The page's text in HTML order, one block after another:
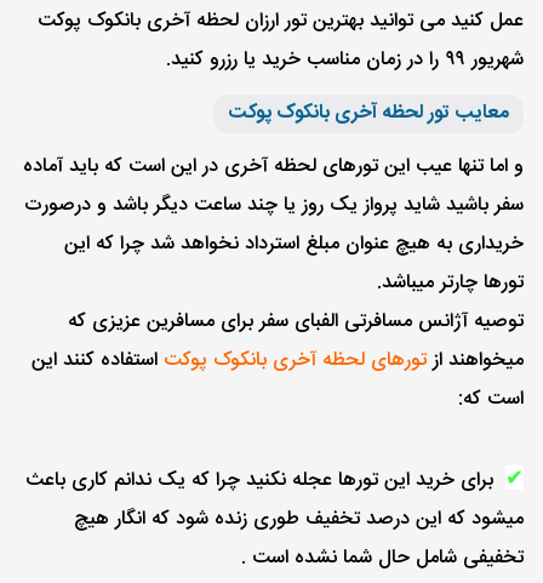
عمل کنید می توانید بهترین تور ارزان لحظه آخری بانکوک پوکت
شهریور ۹۹ را در زمان مناسب خرید یا رزرو کنید.
معایب تور لحظه آخری بانکوک پوکت
و اما تنها عیب این تورهای لحظه آخری در این است که باید آماده
سفر باشید شاید پرواز یک روز یا چند ساعت دیگر باشد و درصورت
خریداری به هیچ عنوان مبلغ استرداد نخواهد شد چرا که این
تورها چارتر میباشد.
توصیه آژانس مسافرتی الفبای سفر برای مسافرین عزیزی که
میخواهند ازتورهای لحظه آخری بانکوک پوکت استفاده کنند این
است که:
✔ برای خرید این تورها عجله نکنید چرا که یک ندانم کاری باعث
میشود که این درصد تخفیف طوری زنده شود که انگار هیچ
تخفیفی شامل حال شما نشده است .